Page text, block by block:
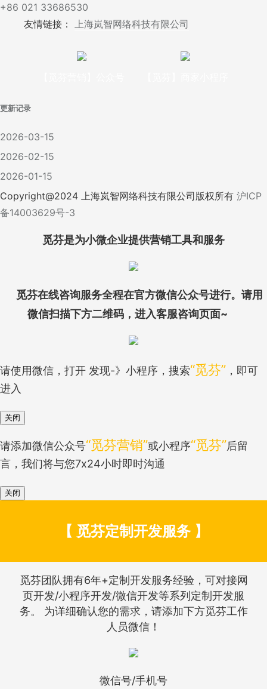
+86 021 33686530
友情链接：
上海岚智网络科技有限公司
更新记录
2026-03-15
2026-02-15
2026-01-15
Copyright@2024 上海岚智网络科技有限公司版权所有 沪ICP
备14003629号-3
觅芬是为小微企业提供营销工具和服务
觅芬在线咨询服务全程在官方微信公众号进行。请用
微信扫描下方二维码，进入客服咨询页面~
请使用微信，打开 发现-》小程序，搜索“觅芬” ，即可
进入
关闭
请添加微信公众号“觅芬营销”或小程序“觅芬”后留
言，我们将与您7x24小时即时沟通
关闭
【 觅芬定制开发服务 】
觅芬团队拥有6年+定制开发服务经验，可对接网
页开发/小程序开发/微信开发等系列定制开发服
务。 为详细确认您的需求，请添加下方觅芬工作
人员微信！
微信号/手机号